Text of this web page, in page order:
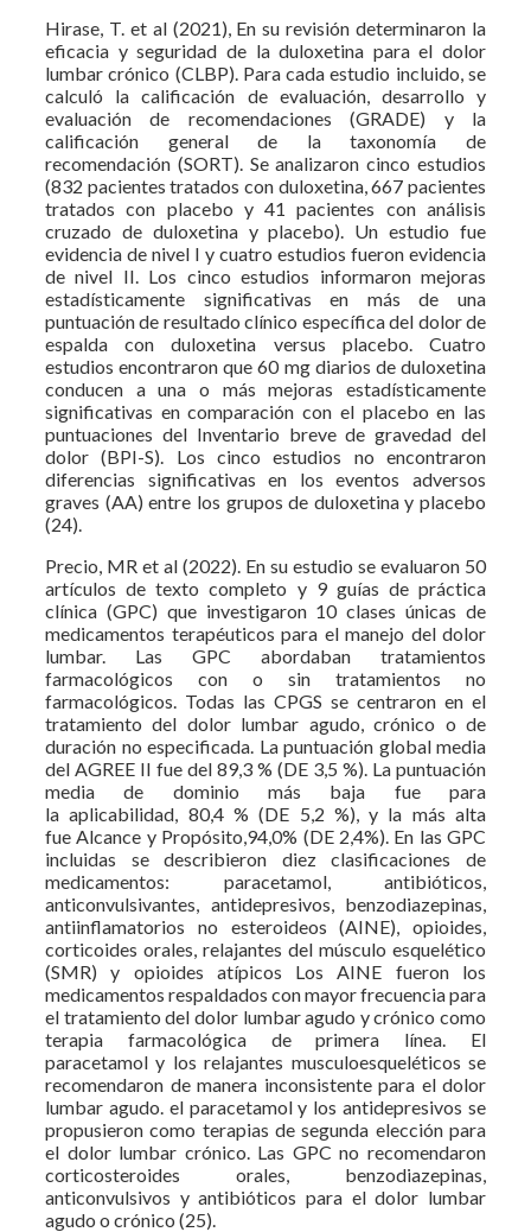
Hirase, T. et al (2021), En su revisión determinaron la
eficacia y seguridad de la duloxetina para el dolor
lumbar crónico (CLBP). Para cada estudio incluido, se
calculó la calificación de evaluación, desarrollo y
evaluación de recomendaciones (GRADE) y la
calificación general de la taxonomía de
recomendación (SORT). Se analizaron cinco estudios
(832 pacientes tratados con duloxetina, 667 pacientes
tratados con placebo y 41 pacientes con análisis
cruzado de duloxetina y placebo). Un estudio fue
evidencia de nivel I y cuatro estudios fueron evidencia
de nivel II. Los cinco estudios informaron mejoras
estadísticamente significativas en más de una
puntuación de resultado clínico específica del dolor de
espalda con duloxetina versus placebo. Cuatro
estudios encontraron que 60 mg diarios de duloxetina
conducen a una o más mejoras estadísticamente
significativas en comparación con el placebo en las
puntuaciones del Inventario breve de gravedad del
dolor (BPI-S). Los cinco estudios no encontraron
diferencias significativas en los eventos adversos
graves (AA) entre los grupos de duloxetina y placebo
(24).
Precio, MR et al (2022). En su estudio se evaluaron 50
artículos de texto completo y 9 guías de práctica
clínica (GPC) que investigaron 10 clases únicas de
medicamentos terapéuticos para el manejo del dolor
lumbar. Las GPC abordaban tratamientos
farmacológicos con o sin tratamientos no
farmacológicos. Todas las CPGS se centraron en el
tratamiento del dolor lumbar agudo, crónico o de
duración no especificada. La puntuación global media
del AGREE II fue del 89,3 % (DE 3,5 %). La puntuación
media de dominio más baja fue para
la aplicabilidad, 80,4 % (DE 5,2 %), y la más alta
fue Alcance y Propósito,94,0% (DE 2,4%). En las GPC
incluidas se describieron diez clasificaciones de
medicamentos: paracetamol, antibióticos,
anticonvulsivantes, antidepresivos, benzodiazepinas,
antiinflamatorios no esteroideos (AINE), opioides,
corticoides orales, relajantes del músculo esquelético
(SMR) y opioides atípicos Los AINE fueron los
medicamentos respaldados con mayor frecuencia para
el tratamiento del dolor lumbar agudo y crónico como
terapia farmacológica de primera línea. El
paracetamol y los relajantes musculoesqueléticos se
recomendaron de manera inconsistente para el dolor
lumbar agudo. el paracetamol y los antidepresivos se
propusieron como terapias de segunda elección para
el dolor lumbar crónico. Las GPC no recomendaron
corticosteroides orales, benzodiazepinas,
anticonvulsivos y antibióticos para el dolor lumbar
agudo o crónico (25).